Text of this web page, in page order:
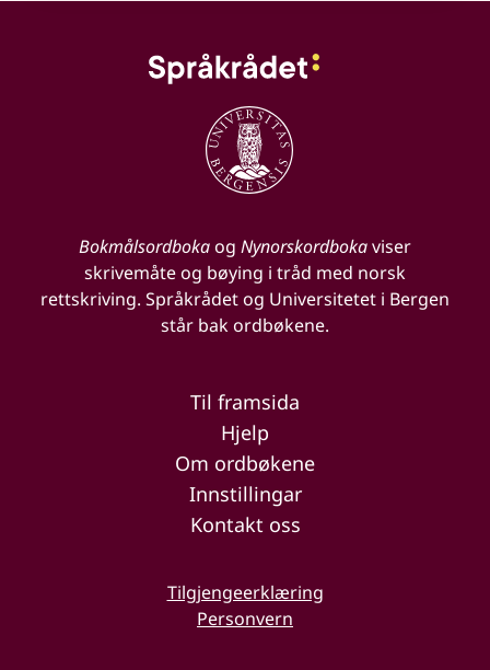
Bokmålsordbokaog Nynorskordbokaviser
skrivemåte og bøying i tråd med norsk
rettskriving. Språkrådet og Universitetet i Bergen
står bak ordbøkene.
Til framsida
Hjelp
Om ordbøkene
Innstillingar
Kontakt oss
Tilgjengeerklæring
Personvern